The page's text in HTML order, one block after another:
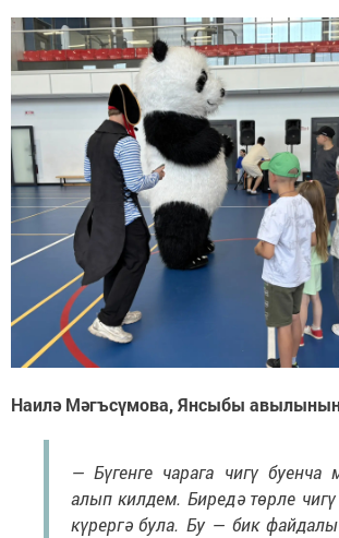
Наилә Мәгъсүмова, Янсыбы
— Бүгенге чарага чигү буенча
алып килдем. Биредә төрле
күрергә була. Бу — бик